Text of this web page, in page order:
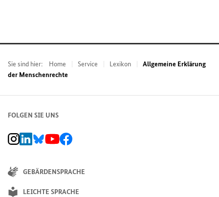
Sie sind hier: Home Service Lexikon
Allgemeine Erklärung
der Menschenrechte
FOLGEN SIE UNS
BMZ Instagram-Kanal, Externer Link
BMZ LinkedIn Unternehmensseite, Externer Link
BMZ Bluesky-Seite, Externer Link
BMZ Youtube-Kanal, Externer Link
BMZ Facebook-Seite, Externer Link
GEBÄRDENSPRACHE
LEICHTE SPRACHE